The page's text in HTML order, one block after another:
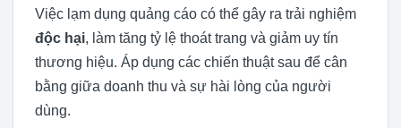
Việc lạm dụng quảng cáo có thể gây ra trải nghiệm
độc hại, làm tăng tỷ lệ thoát trang và giảm uy tín
thương hiệu. Áp dụng các chiến thuật sau để cân
bằng giữa doanh thu và sự hài lòng của người
dùng.